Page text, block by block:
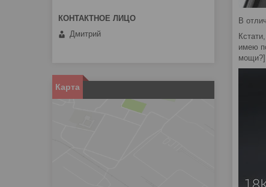
В
имею
мощи?]
Дмитрий
Карта